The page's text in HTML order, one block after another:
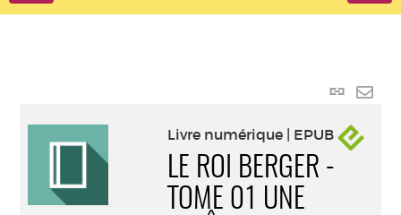
Lien
Livre numérique | EPUB
LE ROI BERGER -
TOME 01 UNE